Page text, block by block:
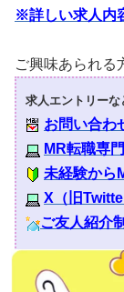
※詳しい求人内
ご興味あられる
求人エントリーな
お問い合わ
MR転職専
未経験から
X（旧
ご友人紹介